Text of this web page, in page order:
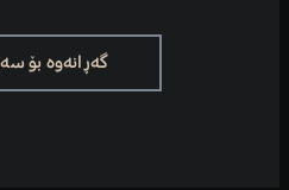
گەڕانەوە بۆ